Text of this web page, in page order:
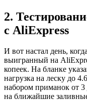
2.
с AliExpress
И вот настал день,
выигранный на
копеек. На бланке
нагрузка на леску до
набором приманок от 3
на ближайшие